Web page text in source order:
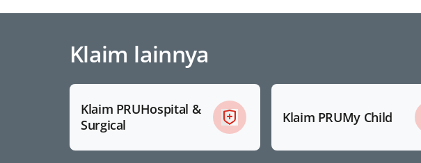
Klaim lainnya
Klaim PRUHospital &
Surgical
Klaim PRUMy Child